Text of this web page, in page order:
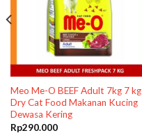
Meo Me-O BEEF Adult 7kg 7 kg
Dry Cat Food Makanan Kucing
Dewasa Kering
Rp290.000